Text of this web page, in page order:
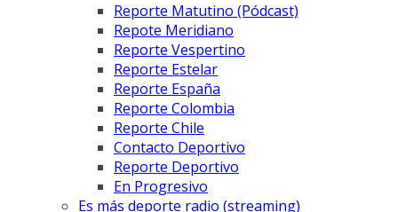
Reporte Matutino (Pódcast)
Repote Meridiano
Reporte Vespertino
Reporte Estelar
Reporte España
Reporte Colombia
Reporte Chile
Contacto Deportivo
Reporte Deportivo
En Progresivo
Es más deporte radio (streaming)